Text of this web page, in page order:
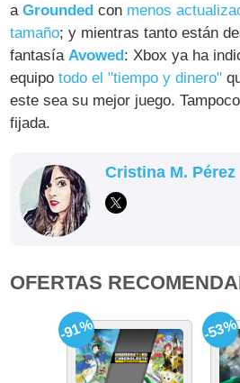
aGrounded con menos
tamaño; y mientras tanto están
fantasíaAvowed: Xbox ya ha
equipotodo el "tiempo y dinero"
este sea su mejor juego.
fijada.
Cristina M. Pérez
OFERTAS
-91% -53%